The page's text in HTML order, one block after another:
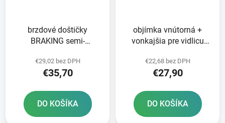
brzdové doštičky
BRAKING semi-
ks v balení
€29,02 bez DPH
€35,70
DO KOŠÍKA
objímka vnútorná +
vonkajšia pre vidlicu
ks
€22,68 bez DPH
€27,90
DO KOŠÍKA